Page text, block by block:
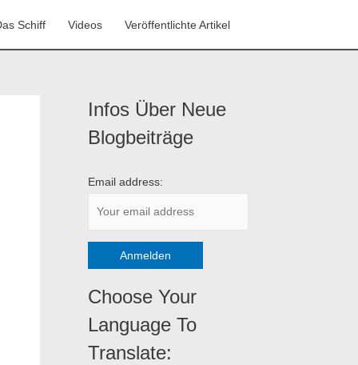
Schiff Videos Veröffentlichte Artikel
Infos Über Neue
Blogbeiträge
Email address:
Choose Your
Language To
Translate:
K
a
r
n